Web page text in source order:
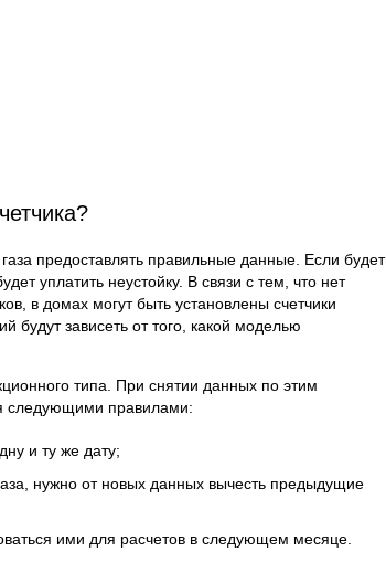
предоставлять правильные данные. Если будет
уплатить неустойку. В связи с тем, что нет
в домах могут быть установлены счетчики
будут зависеть от того, какой моделью
типа. При снятии данных по этим
следующими правилами:
и ту же дату;
нужно от новых данных вычесть предыдущие
ими для расчетов в следующем месяце.